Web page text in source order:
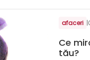
afaceri |
Ce
tău?